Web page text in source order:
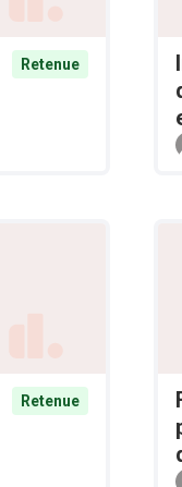
Retenue
Retenue